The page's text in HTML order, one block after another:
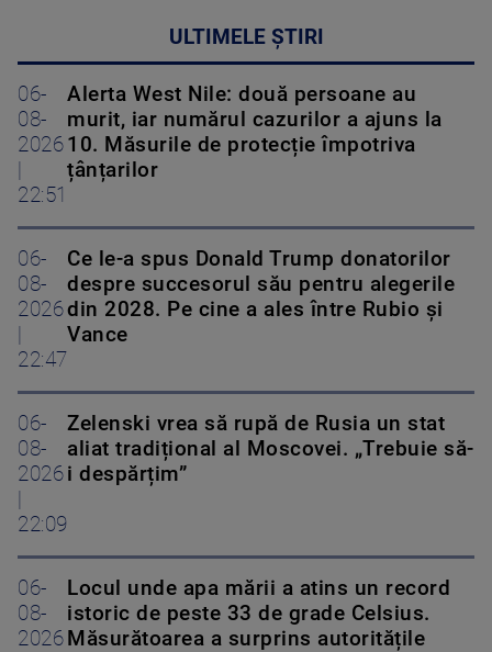
ULTIMELE ȘTIRI
06-
08-
2026
22:51
Alerta West Nile: două persoane au
murit, iar numărul cazurilor a ajuns la
10. Măsurile de protecție împotriva
țânțarilor
06-
08-
2026
22:47
Ce le-a spus Donald Trump donatorilor
despre succesorul său pentru alegerile
din 2028. Pe cine a ales între Rubio și
Vance
06-
08-
2026
22:09
Zelenski vrea să rupă de Rusia un stat
aliat tradițional al Moscovei. „Trebuie să-
i despărțim”
06-
08-
2026
Locul unde apa mării a atins un record
istoric de peste 33 de grade Celsius.
Măsurătoarea a surprins autoritățile